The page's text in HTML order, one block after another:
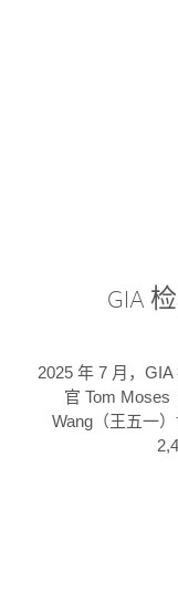
GIA
2025 年 7 月，
官 Tom Moses
Wang（王五一